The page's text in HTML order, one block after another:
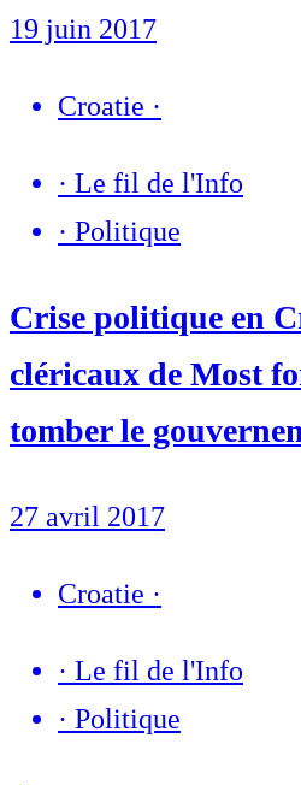
19 juin 2017
Croatie ·
· Le fil de l'Info
· Politique
Crise politique en
cléricaux de Most
tomber le
27 avril 2017
Croatie ·
· Le fil de l'Info
· Politique